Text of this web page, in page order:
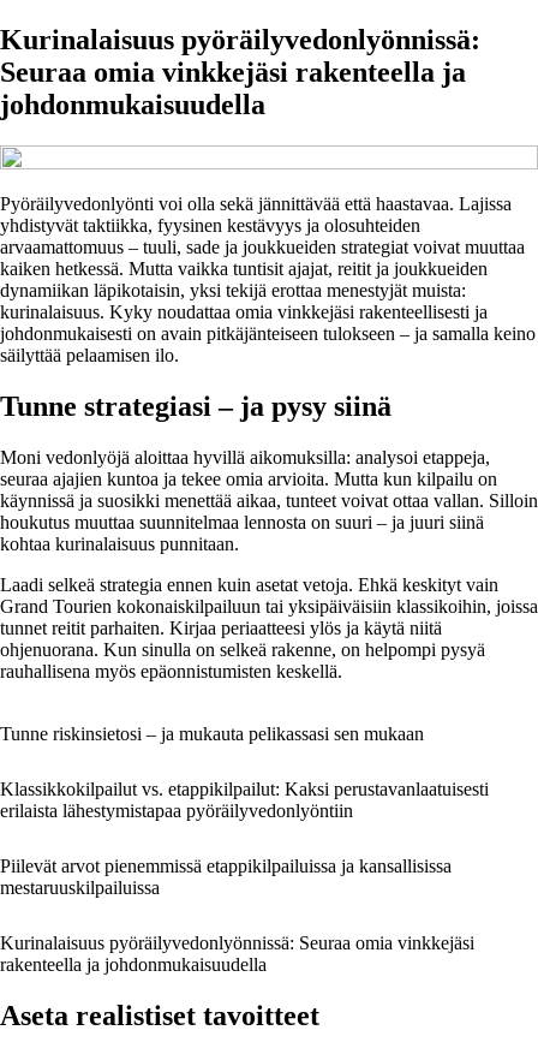
Kurinalaisuus pyöräilyvedonlyönnissä:
Seuraa omia vinkkejäsi rakenteella ja
johdonmukaisuudella
Pyöräilyvedonlyönti voi olla sekä jännittävää että haastavaa. Lajissa
yhdistyvät taktiikka, fyysinen kestävyys ja olosuhteiden
arvaamattomuus – tuuli, sade ja joukkueiden strategiat voivat muuttaa
kaiken hetkessä. Mutta vaikka tuntisit ajajat, reitit ja joukkueiden
dynamiikan läpikotaisin, yksi tekijä erottaa menestyjät muista:
kurinalaisuus. Kyky noudattaa omia vinkkejäsi rakenteellisesti ja
johdonmukaisesti on avain pitkäjänteiseen tulokseen – ja samalla keino
säilyttää pelaamisen ilo.
Tunne strategiasi – ja pysy siinä
Moni vedonlyöjä aloittaa hyvillä aikomuksilla: analysoi etappeja,
seuraa ajajien kuntoa ja tekee omia arvioita. Mutta kun kilpailu on
käynnissä ja suosikki menettää aikaa, tunteet voivat ottaa vallan. Silloin
houkutus muuttaa suunnitelmaa lennosta on suuri – ja juuri siinä
kohtaa kurinalaisuus punnitaan.
Laadi selkeä strategia ennen kuin asetat vetoja. Ehkä keskityt vain
Grand Tourien kokonaiskilpailuun tai yksipäiväisiin klassikoihin, joissa
tunnet reitit parhaiten. Kirjaa periaatteesi ylös ja käytä niitä
ohjenuorana. Kun sinulla on selkeä rakenne, on helpompi pysyä
rauhallisena myös epäonnistumisten keskellä.
Tunne riskinsietosi – ja mukauta pelikassasi sen mukaan
Klassikkokilpailut vs. etappikilpailut: Kaksi perustavanlaatuisesti
erilaista lähestymistapaa pyöräilyvedonlyöntiin
Piilevät arvot pienemmissä etappikilpailuissa ja kansallisissa
mestaruuskilpailuissa
Kurinalaisuus pyöräilyvedonlyönnissä: Seuraa omia vinkkejäsi
rakenteella ja johdonmukaisuudella
Aseta realistiset tavoitteet